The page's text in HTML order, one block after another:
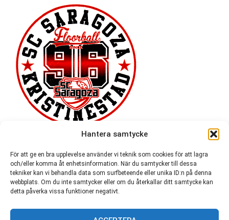
Hantera samtycke
För att ge en bra upplevelse använder vi teknik som cookies för att lagra
och/eller komma åt enhetsinformation. När du samtycker till dessa
tekniker kan vi behandla data som surfbeteende eller unika ID:n på denna
webbplats. Om du inte samtycker eller om du återkallar ditt samtycke kan
detta påverka vissa funktioner negativt.